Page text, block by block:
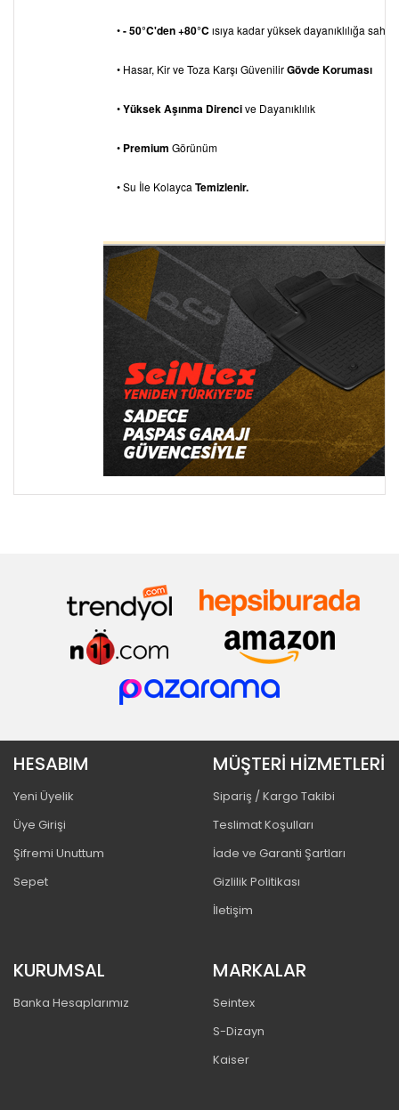
•- 50°C'den +80°C ısıya kadar yüksek dayanıklılığa
• Hasar, Kir ve Toza Karşı GüvenilirGövde Koruması
•Yüksek Aşınma Direncive Dayanıklılık
• Premium Görünüm
• Su İle Kolayca Temizlenir.
HESABIM
Yeni Üyelik
Üye Girişi
Şifremi Unuttum
Sepet
MÜŞTERİ HİZMETLERİ
Sipariş / Kargo Takibi
Teslimat Koşulları
İade ve Garanti Şartları
Gizlilik Politikası
İletişim
KURUMSAL
Banka Hesaplarımız
MARKALAR
Seintex
S-Dizayn
Kaiser